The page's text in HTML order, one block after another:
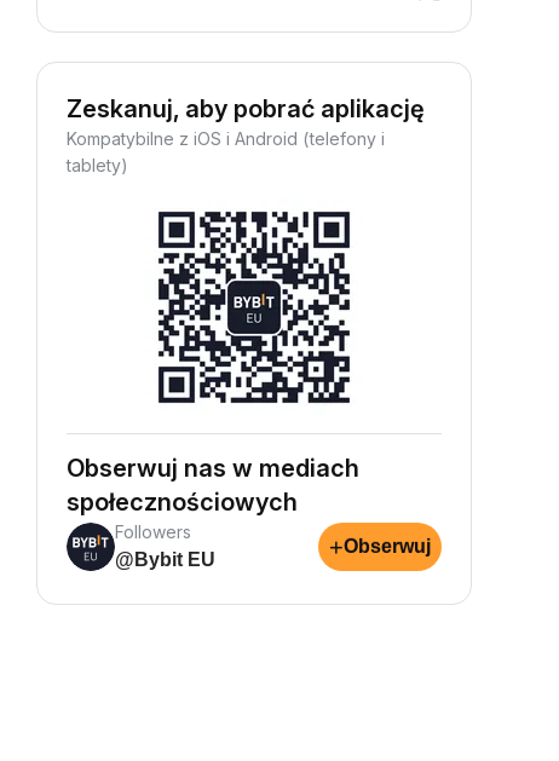
Zeskanuj, aby pobrać aplikację
Kompatybilne z iOS i Android (telefony i
tablety)
Obserwuj nas w mediach
społecznościowych
Followers
@Bybit EU
+Obserwuj